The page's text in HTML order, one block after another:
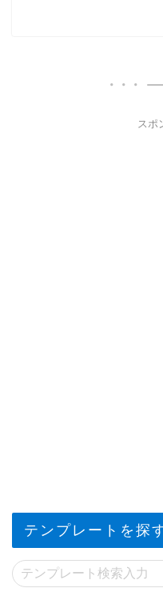
スポ
テンプレートを探